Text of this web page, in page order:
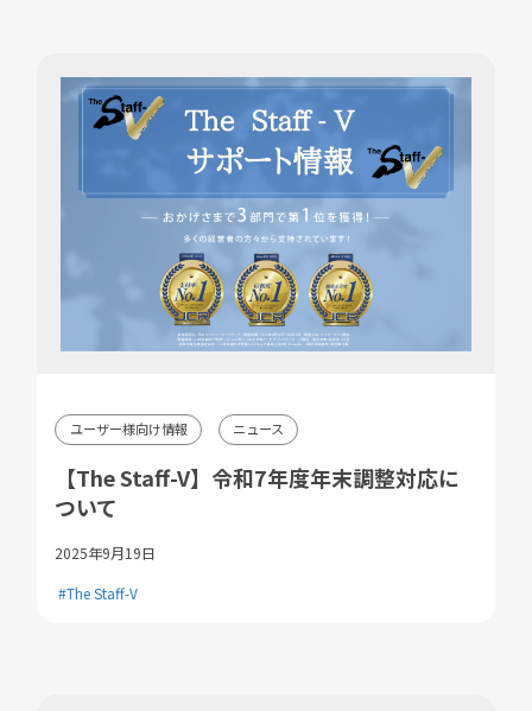
ユーザー様向け情報 ニュース
【The Staff-V】令和7年度年末調整対応に
ついて
2025年9月19日
#The Staff-V